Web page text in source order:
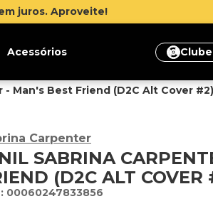
Inscreva-se na
Acessórios
- Man's Best Friend (D2C Alt Cover
Carpenter
SABRINA
(D2C ALT
: 00060247833856